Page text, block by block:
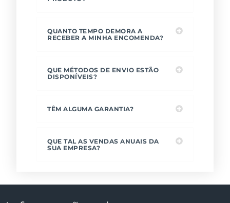
QUANTO TEMPO DEMORA A
RECEBER A MINHA ENCOMENDA?
QUE MÉTODOS DE ENVIO ESTÃO
DISPONÍVEIS?
TÊM ALGUMA GARANTIA?
QUE TAL AS VENDAS ANUAIS DA
SUA EMPRESA?